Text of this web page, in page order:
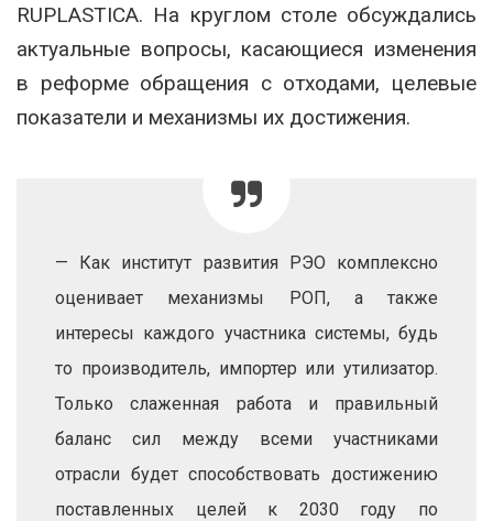
RUPLASTICA. На круглом столе обсуждались
актуальные вопросы, касающиеся изменения
в реформе обращения с отходами, целевые
показатели и механизмы их достижения.
— Как институт развития РЭО комплексно
оценивает механизмы РОП, а также
интересы каждого участника системы, будь
то производитель, импортер или утилизатор.
Только слаженная работа и правильный
баланс сил между всеми участниками
отрасли будет способствовать достижению
поставленных целей к 2030 году по